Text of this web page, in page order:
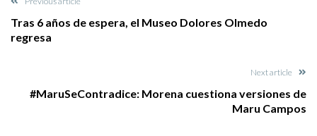
Tras 6 años de espera, el Museo Dolores Olmedo
regresa
Next article
#MaruSeContradice: Morena cuestiona versiones de
Maru Campos